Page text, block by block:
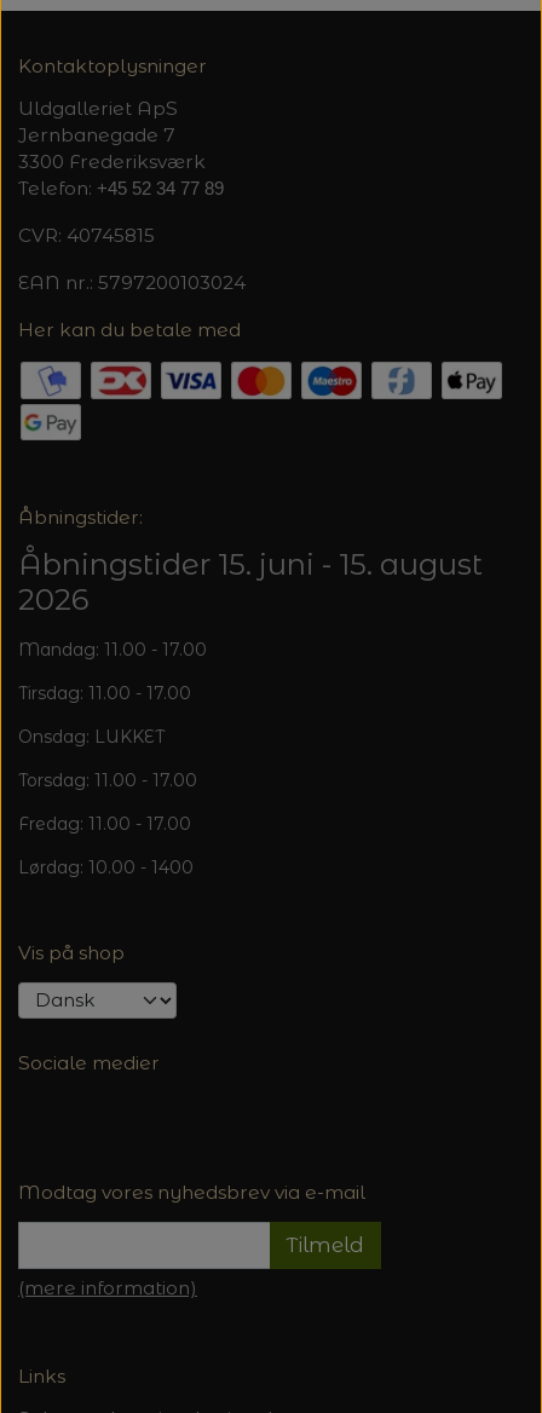
Kontaktoplysninger
Uldgalleriet ApS
Jernbanegade 7
3300 Frederiksværk
Telefon: +45 52 34 77 89
CVR: 40745815
EAN nr.: 5797200103024
Her kan du betale med
Åbningstider:
Åbningstider 15. juni - 15. august
2026
Mandag: 11.00 - 17.00
Tirsdag: 11.00 - 17.00
Onsdag: LUKKET
Torsdag: 11.00 - 17.00
Fredag: 11.00 - 17.00
Lørdag: 10.00 - 1400
Vis på shop
Sociale medier
Modtag vores nyhedsbrev via e-mail
Tilmeld
(mere information)
Links